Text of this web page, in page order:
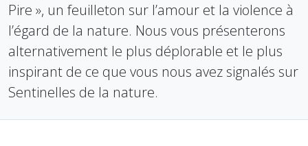
Pire », un feuilleton sur l’amour et la violence à
l’égard de la nature. Nous vous présenterons
alternativement le plus déplorable et le plus
inspirant de ce que vous nous avez signalés sur
Sentinelles de la nature.